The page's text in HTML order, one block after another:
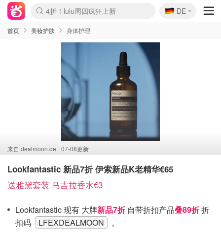
Boticinal 夏促开抢！
4折！lulu周四疯狂上新
还没结束！&OtherStories大促
Joybuy变相75折 随时失效
速领！Stanley独家85折
疑似霸哥！Camper额外叠85折
Zalando 奥莱闪促！每日更新
Moncler反季囤！5折起+叠9折
Coach Brooklyn仅€192
🇩🇪
DE
首页 美妆护肤 身体护理
来自 dealmoon.de 07-08更新
Lookfantastic 新品7折 伊索新品K老精华€65
送雅黛套装 马吉拉香水€3
Lookfantastic 现有 大牌新品7折 自带折扣产品叠89折折
扣码
LFEXDEALMOON
。